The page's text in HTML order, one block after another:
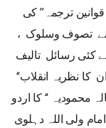
ترجمہ” کی
تصوف وسلوک ،
کئی رسائل تالیف
کا نظریہ انقلاب‘‘
محمودیہ ‘‘ کا اردو
ولی اللہ دہلوی